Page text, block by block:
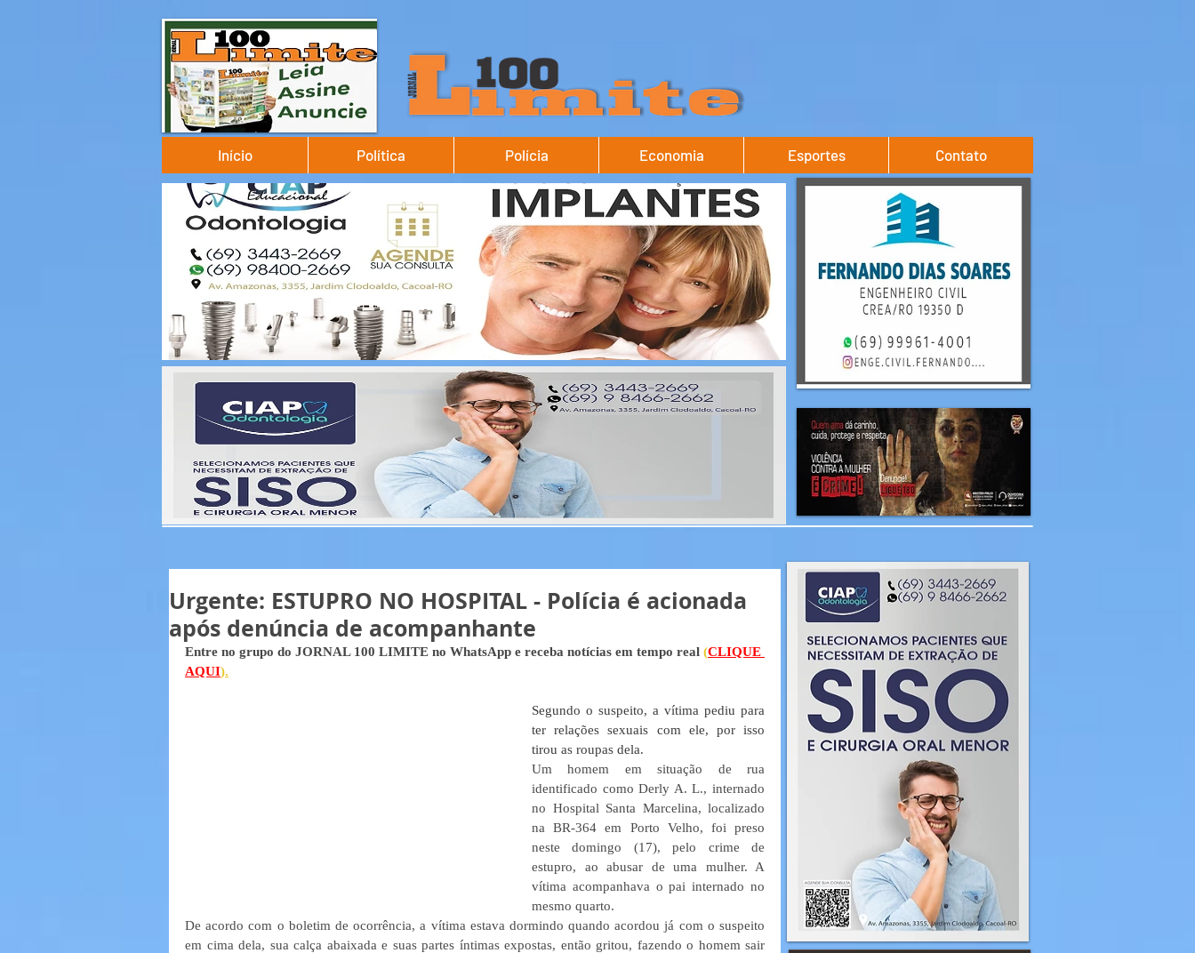
Início Política Polícia Economia Esportes Contato
Urgente: ESTUPRO NO HOSPITAL - Polícia é acionada
após denúncia de acompanhante
Entre no grupo do JORNAL 100 LIMITE no WhatsApp e receba notícias em tempo real (CLIQUE
AQUI).
Segundo o suspeito, a vítima pediu para
ter relações sexuais com ele, por isso
tirou as roupas dela.
Um homem em situação de rua
identificado como Derly A. L., internado
no Hospital Santa Marcelina, localizado
na BR-364 em Porto Velho, foi preso
neste domingo (17), pelo crime de
estupro, ao abusar de uma mulher. A
vítima acompanhava o pai internado no
mesmo quarto.
De acordo com o boletim de ocorrência, a vítima estava dormindo quando acordou já com o suspeito
em cima dela, sua calça abaixada e suas partes íntimas expostas, então gritou, fazendo o homem sair